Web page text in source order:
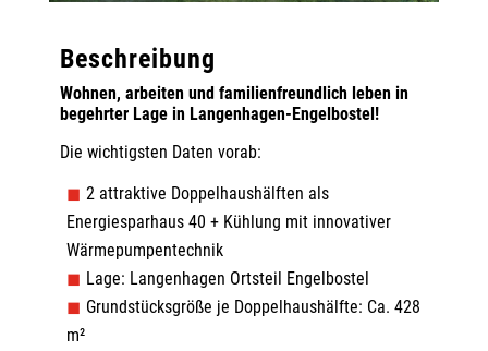
Beschreibung
Wohnen, arbeiten und familienfreundlich leben in
begehrter Lage in Langenhagen-Engelbostel!
Die wichtigsten Daten vorab:
2 attraktive Doppelhaushälften als
Energiesparhaus 40 + Kühlung mit innovativer
Wärmepumpentechnik
Lage: Langenhagen Ortsteil Engelbostel
Grundstücksgröße je Doppelhaushälfte: Ca. 428
m²